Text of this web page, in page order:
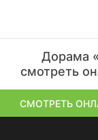
Дорама
смотреть
СМОТРЕТЬ